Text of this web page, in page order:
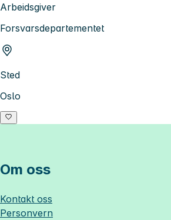
Arbeidsgiver
Forsvarsdepartementet
Sted
Oslo
Om oss
Kontakt oss
Personvern